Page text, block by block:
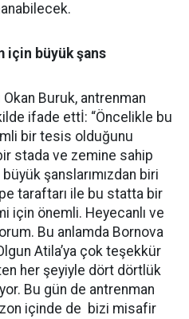
için büyük şans
Buruk, antrenman
ifade ettİ: “Öncelikle bu
bir tesis olduğunu
stada ve zemine sahip
şanslarımızdan biri
taraftarı ile bu statta bir
için önemli. Heyecanlı ve
Bu anlamda Bornova
Atila’ya çok teşekkür
her şeyiyle dört dörtlük
Bu gün de antrenman
içinde de bizi misafir